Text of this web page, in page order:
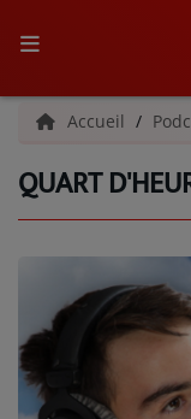
ACCUEIL
RADIO
L'ÉQUIPE
GRILLE DES
C'ÉTAIT QUOI CE TITRE
Accueil
QUART